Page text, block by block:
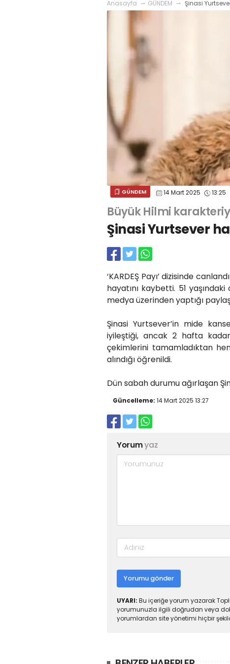
Anasayfa GÜNDEM Şinasi
GÜNDEM 14 Mart 2025 13:25
Büyük Hilmi
Şinasi Yurtsever
‘KARDEŞ Payı’ dizisinde
hayatını kaybetti. 51
medya üzerinden yaptığı
Şinasi Yurtsever’in mide
iyileştiği, ancak 2 hafta kadar
çekimlerini tamamladıktan
alındığı öğrenildi.
Dün sabah durumu ağırlaşan
Güncelleme: 14 Mart 2025 13:27
Yorumyaz
Yorumu gönder
UYARI: Bu içeriğe yorum yazarak
yorumunuzla ilgili doğrudan veya
yorumlardan site yönetimi hiçbir